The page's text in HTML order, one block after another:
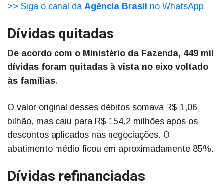
>> Siga o canal da Agência Brasil no WhatsApp
Dívidas quitadas
De acordo com o Ministério da Fazenda, 449 mil
dívidas foram quitadas à vista no eixo voltado
às famílias.
O valor original desses débitos somava R$ 1,06
bilhão, mas caiu para R$ 154,2 milhões após os
descontos aplicados nas negociações. O
abatimento médio ficou em aproximadamente 85%.
Dívidas refinanciadas